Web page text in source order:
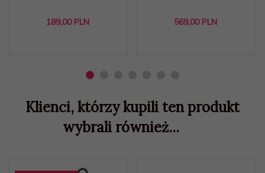
189,00 PLN 569,00 PLN
Klienci, którzy kupili ten produkt
wybrali również...